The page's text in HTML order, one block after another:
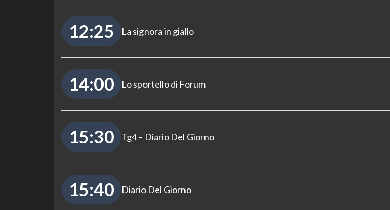
12:25 La signora in giallo
14:00 Lo sportello di Forum
15:30 Tg4 – Diario Del Giorno
15:40 Diario Del Giorno